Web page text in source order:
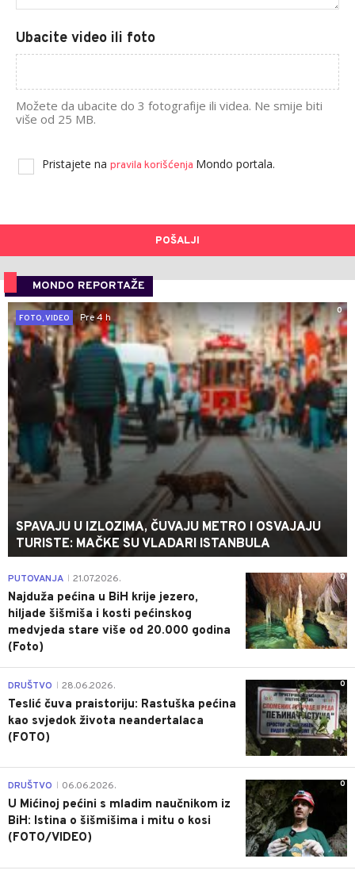
Ubacite video ili foto
Možete da ubacite do 3 fotografije ili videa. Ne smije biti
više od 25 MB.
Pristajete na pravila korišćenja Mondo portala.
POŠALJI
MONDO REPORTAŽE
0
FOTO, VIDEO
Pre 4 h
SPAVAJU U IZLOZIMA, ČUVAJU METRO I OSVAJAJU
TURISTE: MAČKE SU VLADARI ISTANBULA
0
PUTOVANJA 21.07.2026.
Najduža pećina u BiH krije jezero,
hiljade šišmiša i kosti pećinskog
medvjeda stare više od 20.000 godina
(Foto)
0
DRUŠTVO 28.06.2026.
Teslić čuva praistoriju: Rastuška pećina
kao svjedok života neandertalaca
(FOTO)
0
DRUŠTVO 06.06.2026.
U Mićinoj pećini s mladim naučnikom iz
BiH: Istina o šišmišima i mitu o kosi
(FOTO/VIDEO)